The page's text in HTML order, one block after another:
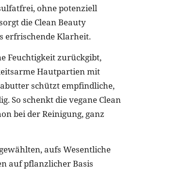
ohne potenziell
die Clean Beauty
erfrischende Klarheit.
Feuchtigkeit zurückgibt,
Hautpartien mit
schützt empfindliche,
So schenkt die vegane Clean
bei der Reinigung, ganz
aufs Wesentliche
auf pflanzlicher Basis